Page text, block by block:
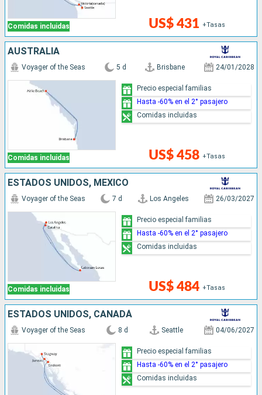
Comidas incluidas US$ 431 +Tasas
AUSTRALIA
Comidas incluidas
Voyager of the Seas 5 d Brisbane 24/01/2028
US$ 458 +Tasas
Precio especial familias
Hasta -60% en el 2° pasajero
Comidas incluidas
ESTADOS UNIDOS, MÉXICO
Comidas incluidas
Voyager of the Seas 7 d Los Angeles 26/03/2027
US$ 484 +Tasas
Precio especial familias
Hasta -60% en el 2° pasajero
Comidas incluidas
ESTADOS UNIDOS, CANADÁ
Voyager of the Seas 8 d Seattle 04/06/2027
Precio especial familias
Hasta -60% en el 2° pasajero
Comidas incluidas